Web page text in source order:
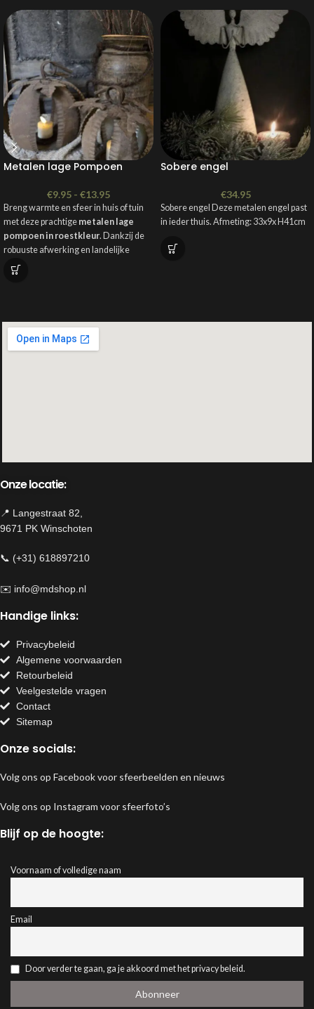
Metalen lage Pompoen
€9.95 - €13.95
Breng warmte en sfeer in huis of tuin
met deze prachtige metalen lage
pompoen in roestkleur. Dankzij de
robuuste afwerking en landelijke
uitstraling is dit decoratiestuk een
echte
Sobere engel
€34.95
Sobere engel Deze metalen engel past
in ieder thuis. Afmeting: 33x9x H41cm
Onze locatie:
📍 Langestraat 82,
9671 PK Winschoten
📞 (+31) 618897210
✉️ info@mdshop.nl
Handige links:
Privacybeleid
Algemene voorwaarden
Retourbeleid
Veelgestelde vragen
Contact
Sitemap
Onze socials:
Volg ons op Facebook voor sfeerbeelden en nieuws
Volg ons op Instagram voor sfeerfoto’s
Blijf op de hoogte:
Voornaam of volledige naam
Email
Door verder te gaan, ga je akkoord met het privacy beleid.